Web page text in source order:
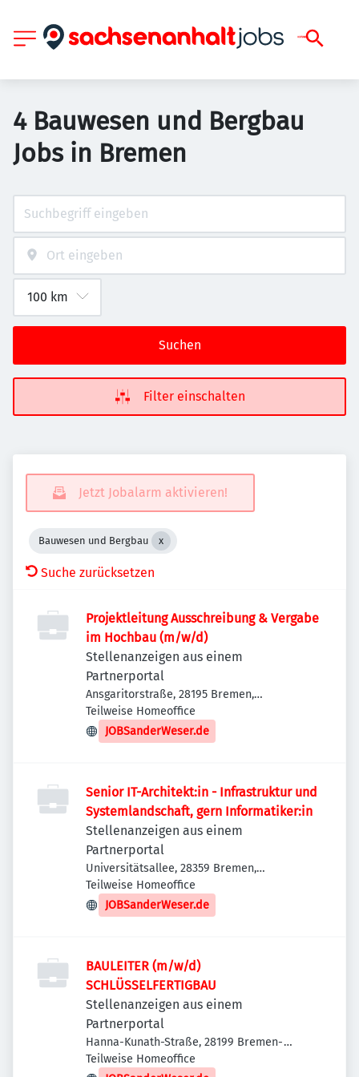
4 Bauwesen und Bergbau
Jobs in Bremen
Suchen
Filter einschalten
Jetzt Jobalarm aktivieren!
Bauwesen und Bergbau
Suche zurücksetzen
Projektleitung Ausschreibung & Vergabe
im Hochbau (m/w/d)
Stellenanzeigen aus einem
Partnerportal
Ansgaritorstraße, 28195 Bremen,
Deutschland
Teilweise Homeoffice
JOBSanderWeser.de
Senior IT-Architekt:in - Infrastruktur und
Systemlandschaft, gern Informatiker:in
Stellenanzeigen aus einem
Partnerportal
Universitätsallee, 28359 Bremen,
Deutschland
Teilweise Homeoffice
JOBSanderWeser.de
BAULEITER (m/w/d)
SCHLÜSSELFERTIGBAU
Stellenanzeigen aus einem
Partnerportal
Hanna-Kunath-Straße, 28199 Bremen-
Neustadt, Deutschland
Teilweise Homeoffice